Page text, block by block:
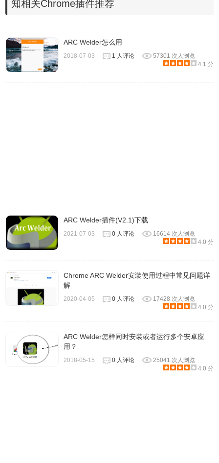
1.来自：projects.hcilab.org。
https://play.google.com/store/apps/details?
id=org.hcilab.projects.notification
知相关Chrome插件推荐
ARC Welder怎么用
2018-07-03 1 人评论
57301 次人浏览
4.1 分
ARC Welder插件(V2.1)下载
2021-07-03 0 人评论
16614 次人浏览
4.0 分
Chrome ARC Welder安装使用过程中常见问题详
解
2020-04-05 0 人评论
17428 次人浏览
4.0 分
ARC Welder怎样同时安装或者运行多个安卓应
用？
2018-05-15 0 人评论
25041 次人浏览
4.0 分